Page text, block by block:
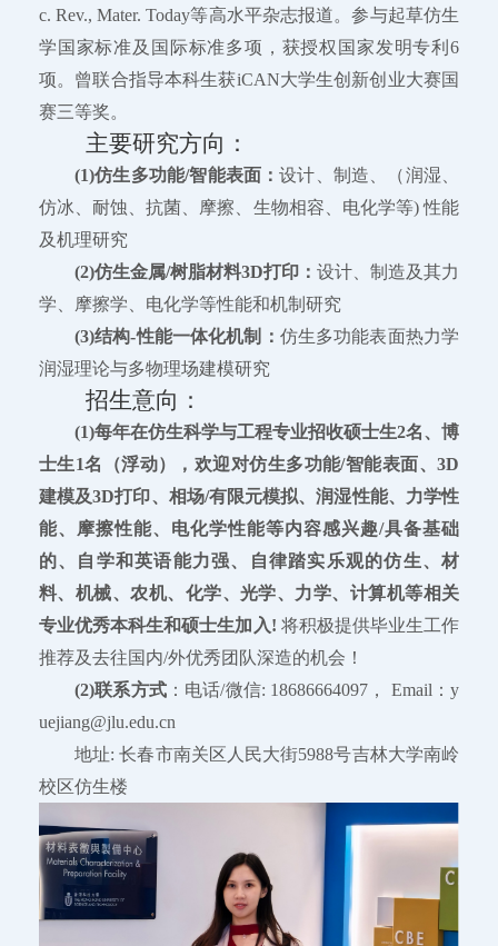
c. Rev., Mater. Today等高水平杂志报道。参与起草仿生
学国家标准及国际标准多项，获授权国家发明专利6
项。曾联合指导本科生获iCAN大学生创新创业大赛国
赛三等奖。
主要研究方向：
(1)仿生多功能/智能表面：设计、制造、（润湿、
仿冰、耐蚀、抗菌、摩擦、生物相容、电化学等) 性能
及机理研究
(2)仿生金属/树脂材料3D打印： 设计、制造及其力
学、摩擦学、电化学等性能和机制研究
(3)结构-性能一体化机制： 仿生多功能表面热力学
润湿理论与多物理场建模研究
招生意向：
(1)每年在仿生科学与工程专业招收硕士生2名、博
士生1名（浮动），欢迎对仿生多功能/智能表面、3D
建模及3D打印、相场/有限元模拟、润湿性能、力学性
能、摩擦性能、电化学性能等内容感兴趣/具备基础
的、自学和英语能力强、自律踏实乐观的仿生、材
料、机械、农机、化学、光学、力学、计算机等相关
专业优秀本科生和硕士生加入! 将积极提供毕业生工作
推荐及去往国内/外优秀团队深造的机会！
(2)联系方式：电话/微信: 18686664097， Email：y
uejiang@jlu.edu.cn
地址: 长春市南关区人民大街5988号吉林大学南岭
校区仿生楼